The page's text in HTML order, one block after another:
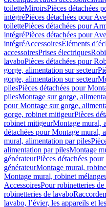
toiletteMiroirsPièces détachées
intégréPièces détachées pour
toilettePièces détachées pour
intégréPièces détachées pour
intégréAccessoiresÉléments
accessoiresPrises électriques
lavaboPièces détachées pour
gorge, alimentation sur secteur
gorge, alimentation sur secteur
pilesPièces détachées pour
pilesMontage sur gorge,
pour Montage sur gorge,
gorge, robinet mitigeurPièces
robinet mitigeurMontage mural,
détachées pour Montage mural,
mural, alimentation par piles
alimentation par pilesMontage
générateurPièces détachées
générateurMontage mural,
Montage mural, robinet
AccessoiresPour robinetteries
robinetteries de lavabo
lavabo, l’évier, les appareils et